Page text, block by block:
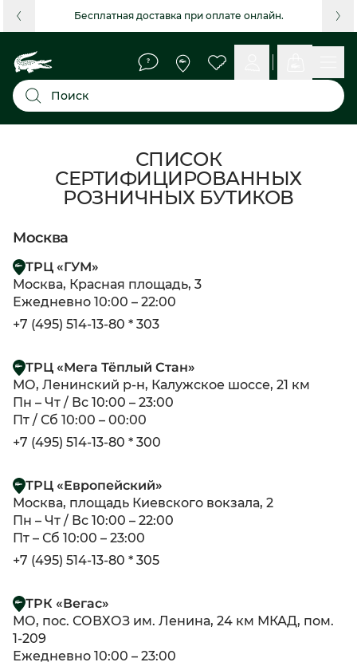
Бесплатная доставка при оплате онлайн.
Поиск
СПИСОК
СЕРТИФИЦИРОВАННЫХ
РОЗНИЧНЫХ БУТИКОВ
Москва
ТРЦ «ГУМ»
Москва, Красная площадь, 3
Ежедневно 10:00 – 22:00
+7 (495) 514-13-80 * 303
ТРЦ «Мега Тёплый Стан»
МО, Ленинский р-н, Калужское шоссе, 21 км
Пн – Чт / Вс 10:00 – 23:00
Пт / Сб 10:00 – 00:00
+7 (495) 514-13-80 * 300
ТРЦ «Европейский»
Москва, площадь Киевского вокзала, 2
Пн – Чт / Вс 10:00 – 22:00
Пт – Сб 10:00 – 23:00
+7 (495) 514-13-80 * 305
ТРК «Вегас»
МО, пос. СОВХОЗ им. Ленина, 24 км МКАД, пом.
1-209
Ежедневно 10:00 – 23:00